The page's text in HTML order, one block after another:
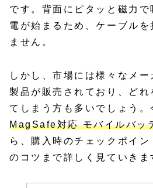
です。背面にピタッと磁力
電が始まるため、ケーブルを
ません。
しかし、市場には様々なメ
製品が販売されており、どれ
てしまう方も多いでしょう。
MagSafe対応 モバイルバッ
ら、購入時のチェックポイ
のコツまで詳しく見ていきま